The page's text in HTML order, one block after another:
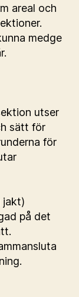
areal och
medge
utser
sätt för
för
jakt)
på det